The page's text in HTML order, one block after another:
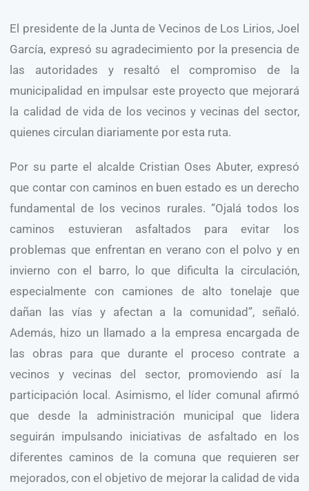
El presidente de la Junta de Vecinos de Los Lirios, Joel
García, expresó su agradecimiento por la presencia de
las autoridades y resaltó el compromiso de la
municipalidad en impulsar este proyecto que mejorará
la calidad de vida de los vecinos y vecinas del sector,
quienes circulan diariamente por esta ruta.
Por su parte el alcalde Cristian Oses Abuter, expresó
que contar con caminos en buen estado es un derecho
fundamental de los vecinos rurales. “Ojalá todos los
caminos estuvieran asfaltados para evitar los
problemas que enfrentan en verano con el polvo y en
invierno con el barro, lo que dificulta la circulación,
especialmente con camiones de alto tonelaje que
dañan las vías y afectan a la comunidad”, señaló.
Además, hizo un llamado a la empresa encargada de
las obras para que durante el proceso contrate a
vecinos y vecinas del sector, promoviendo así la
participación local. Asimismo, el líder comunal afirmó
que desde la administración municipal que lidera
seguirán impulsando iniciativas de asfaltado en los
diferentes caminos de la comuna que requieren ser
mejorados, con el objetivo de mejorar la calidad de vida